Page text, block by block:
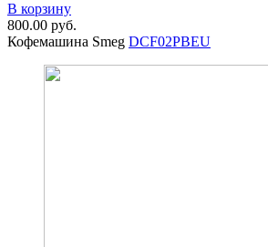
В корзину
800.00 руб.
Кофемашина Smeg DCF02PBEU